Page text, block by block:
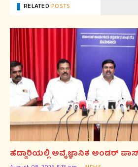
RELATEDPOSTS
ಹೆದ್ದಾರಿಯಲ್ಲಿ ಅವೈಜ್ಞಾನಿಕ ಅಂಡರ್